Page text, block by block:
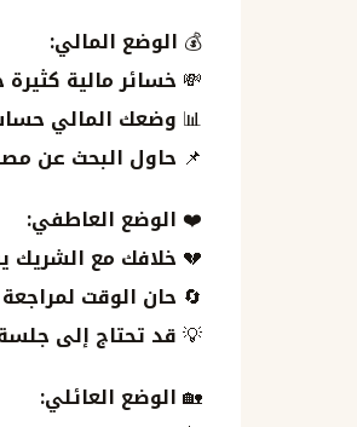
💰 الوضع المالي:
💸 خسائر مالية
📊 وضعك المالي
📌 حاول البحث عن
❤️ الوضع العاطفي:
💔 خلافك مع الشريك
🔄 حان الوقت
💡قد تحتاج إلى
🏡الوضع العائلي: